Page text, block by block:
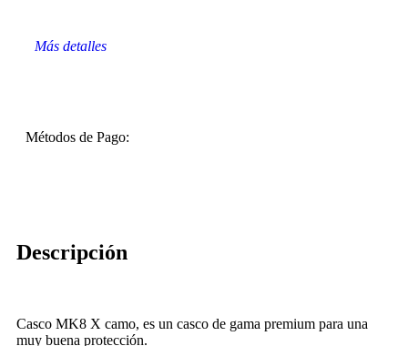
Más detalles
Métodos de Pago:
Descripción
Casco MK8 X camo, es un casco de gama premium para una
muy buena protección.